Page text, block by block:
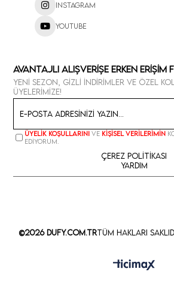
Instagram
Youtube
Avantajlı Alışverişe Erken Erişim
Yeni sezon, gizli indirimler ve özel
üyelerimize!
Üyelik koşullarını ve kişisel verilerimin
ediyorum.
Çerez Politikası
Yardım
©2026 Dufy.com.trTüm Hakları